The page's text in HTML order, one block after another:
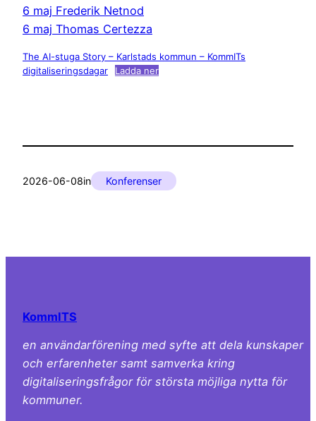
6 maj Frederik Netnod
6 maj Thomas Certezza
The AI-stuga Story – Karlstads kommun – KommITs
digitaliseringsdagar
Ladda ner
2026-06-08in Konferenser
KommITS
en användarförening med syfte att dela kunskaper
och erfarenheter samt samverka kring
digitaliseringsfrågor för största möjliga nytta för
kommuner.